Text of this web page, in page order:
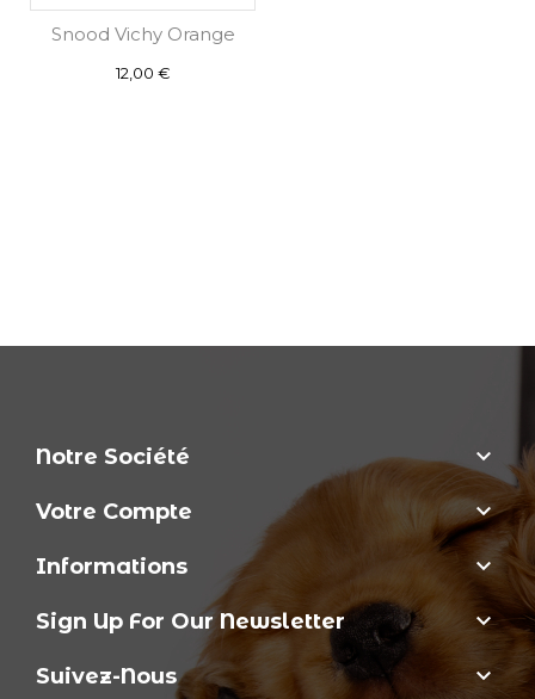
Snood Vichy Orange
Prix
12,00 €
Notre Société 
Votre Compte 
Informations 
Sign Up For Our Newsletter 
Suivez-Nous 